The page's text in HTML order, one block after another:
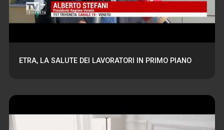
ETRA, LA SALUTE DEI LAVORATORI IN PRIMO PIANO